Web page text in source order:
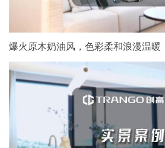
爆火原木奶油风，色彩柔和浪漫温暖